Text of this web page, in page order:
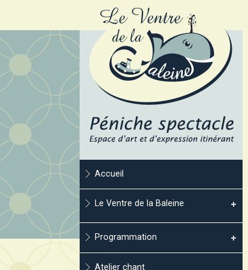
Accueil
Le Ventre de la Baleine
Programmation
Atelier chant